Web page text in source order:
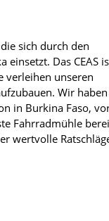
sich durch den
Das CEAS
verleihen unseren
Wir haben
in Burkina Faso,
Fahrradmühle
wertvolle